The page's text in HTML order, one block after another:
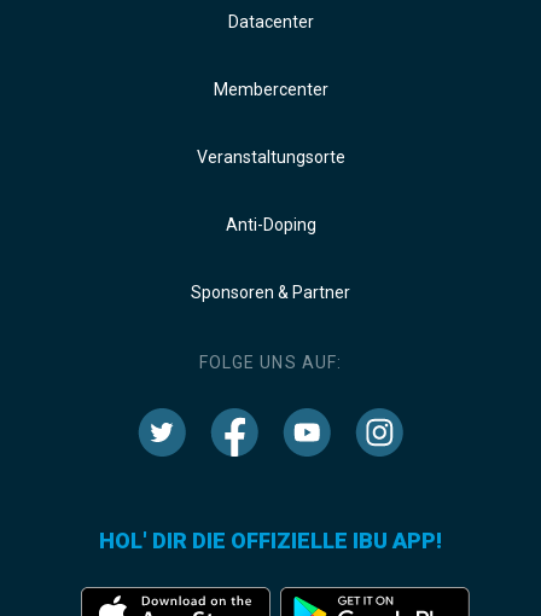
Datacenter
Membercenter
Veranstaltungsorte
Anti-Doping
Sponsoren & Partner
FOLGE UNS AUF:
HOL' DIR DIE OFFIZIELLE IBU APP!